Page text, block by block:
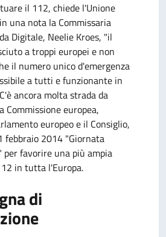
il 112, chiede l'Unione
una nota la Commissaria
Digitale, Neelie Kroes, "il
a troppi europei e non
il numero unico d'emergenza
a tutti e funzionante in
ancora molta strada da
Commissione europea,
europeo e il Consiglio,
febbraio 2014 "Giornata
per favorire una più ampia
in tutta l'Europa.
di